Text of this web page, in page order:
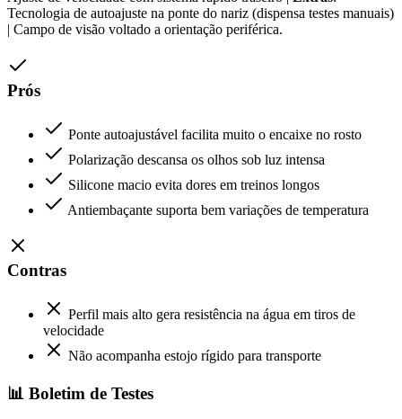
Tecnologia de autoajuste na ponte do nariz (dispensa testes manuais)
| Campo de visão voltado a orientação periférica.
Prós
Ponte autoajustável facilita muito o encaixe no rosto
Polarização descansa os olhos sob luz intensa
Silicone macio evita dores em treinos longos
Antiembaçante suporta bem variações de temperatura
Contras
Perfil mais alto gera resistência na água em tiros de
velocidade
Não acompanha estojo rígido para transporte
📊 Boletim de Testes